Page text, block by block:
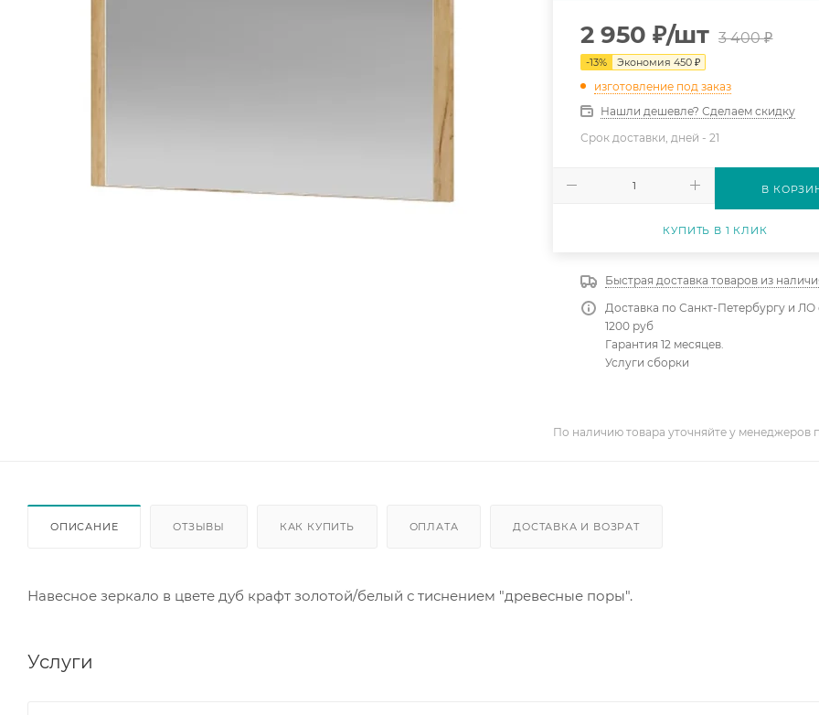
2 950 ₽/шт 3 400₽
-13% Экономия450 ₽
изготовление под заказ
Нашли дешевле? Сделаем скидку
Срок доставки, дней -21
В
КУПИТЬ В 1 КЛИК
Быстрая доставка товаров из
Доставка по Санкт-Петербургу и ЛО
1200 руб
Гарантия 12 месяцев.
Услуги сборки
По наличию товара уточняйте у менеджеров
ОПИСАНИЕ ОТЗЫВЫ КАК КУПИТЬ ОПЛАТА ДОСТАВКА И ВОЗРАТ
Навесное зеркало в цвете дуб крафт золотой/белый с тиснением "древесные поры".
Услуги